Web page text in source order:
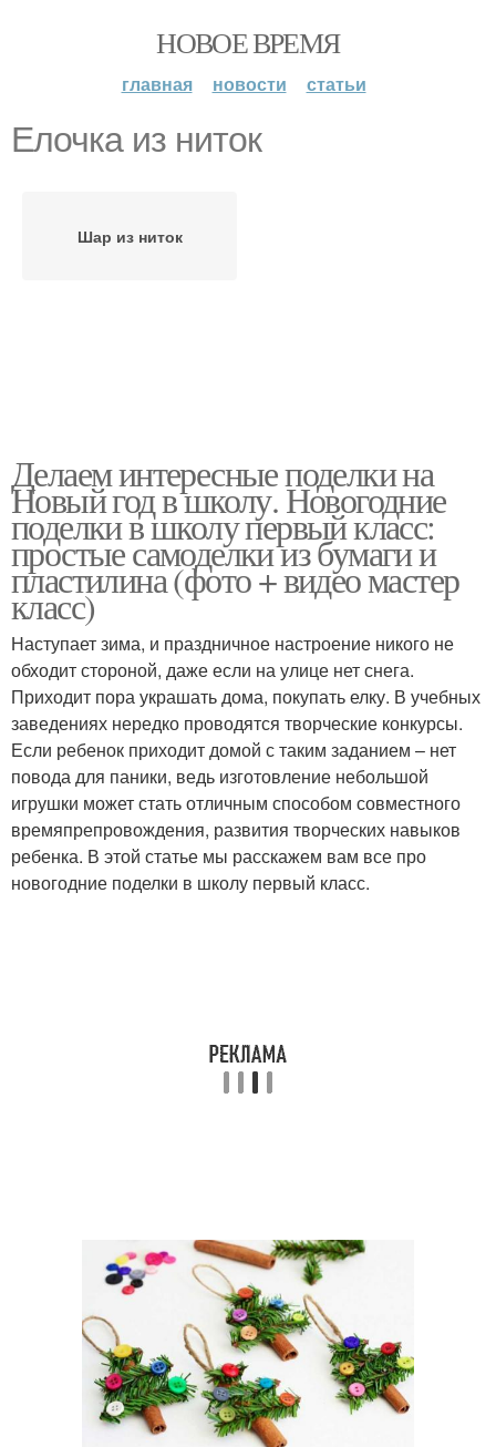
НОВОЕ ВРЕМЯ
главная новости статьи
Елочка из ниток
Шар из ниток
Делаем интересные поделки на
Новый год в школу. Новогодние
поделки в школу первый класс:
простые самоделки из бумаги и
пластилина (фото + видео мастер
класс)
Наступает зима, и праздничное настроение никого не
обходит стороной, даже если на улице нет снега.
Приходит пора украшать дома, покупать елку. В учебных
заведениях нередко проводятся творческие конкурсы.
Если ребенок приходит домой с таким заданием – нет
повода для паники, ведь изготовление небольшой
игрушки может стать отличным способом совместного
времяпрепровождения, развития творческих навыков
ребенка. В этой статье мы расскажем вам все про
новогодние поделки в школу первый класс.